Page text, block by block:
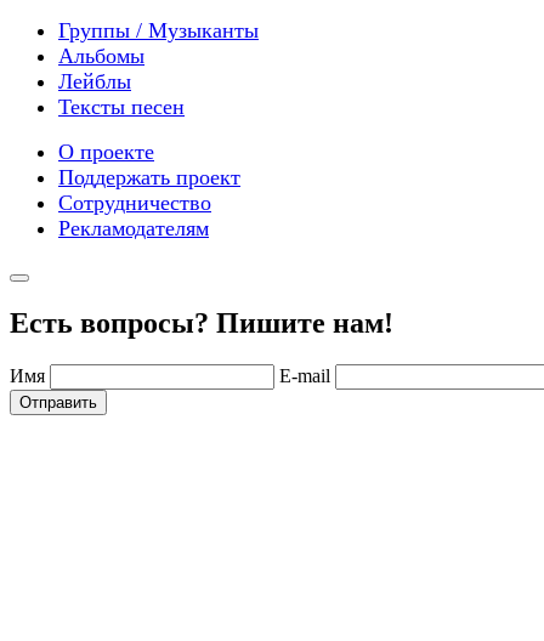
Группы / Музыканты
Альбомы
Лейблы
Тексты песен
О проекте
Поддержать проект
Сотрудничество
Рекламодателям
Есть вопросы? Пишите нам!
Имя E-mail